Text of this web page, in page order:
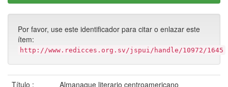
Por favor, use este identificador para citar o enlazar este
ítem:
http://www.redicces.org.sv/jspui/handle/10972/1645
Título :
Almanaque literario centroamericano